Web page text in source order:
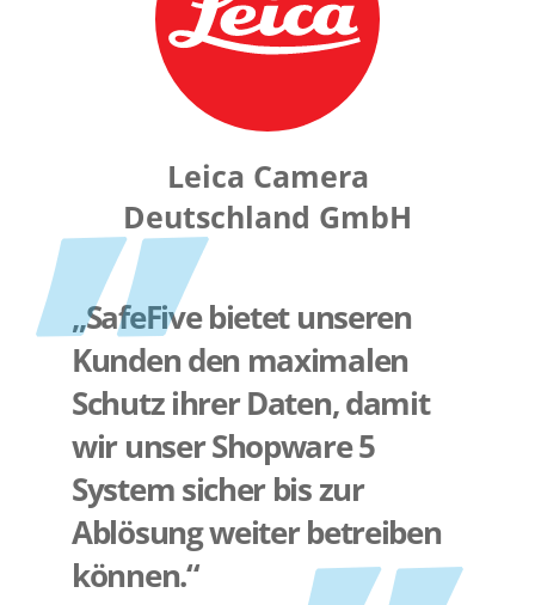
Leica Camera
Deutschland GmbH
„SafeFive bietet unseren
Kunden den maximalen
Schutz ihrer Daten, damit
wir unser Shopware 5
System sicher bis zur
Ablösung weiter betreiben
können.“